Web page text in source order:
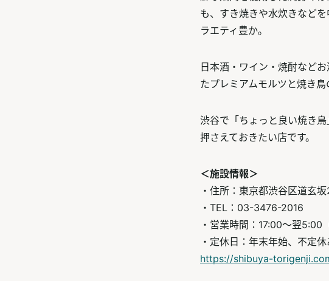
も、すき焼きや水炊きなど
ラエティ豊か。
日本酒・ワイン・焼酎など
たプレミアムモルツと焼き鳥
渋谷で「ちょっと良い焼き
押さえておきたい店です。
＜施設情報＞
・住所：東京都渋谷区道玄
・TEL：03-3476-2016
・営業時間：17:00～翌5:00
・定休日：年末年始、不定休
https://shibuya-